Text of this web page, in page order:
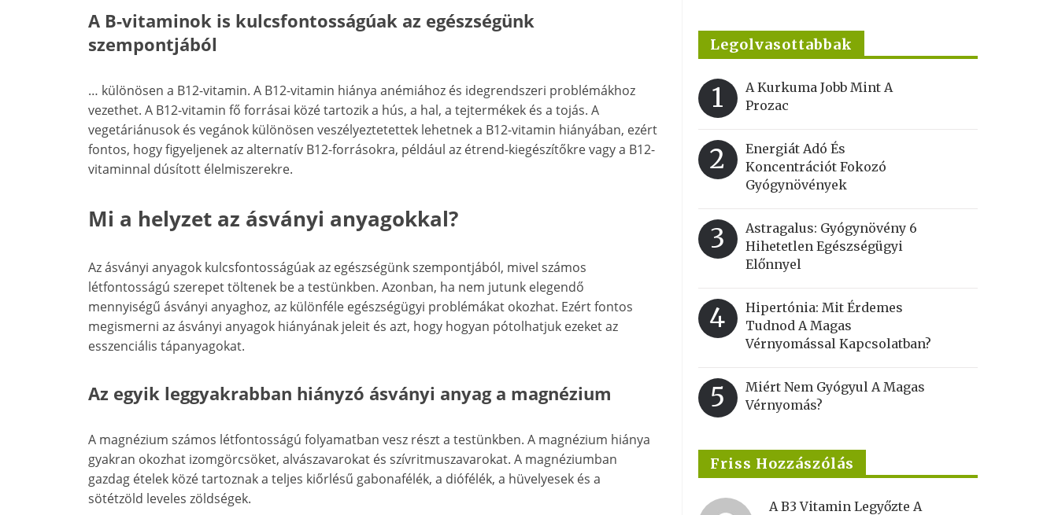
A B-vitaminok is kulcsfontosságúak az egészségünk
szempontjából
… különösen a B12-vitamin. A B12-vitamin hiánya anémiához és idegrendszeri problémákhoz
vezethet. A B12-vitamin fő forrásai közé tartozik a hús, a hal, a tejtermékek és a tojás. A
vegetáriánusok és vegánok különösen veszélyeztetettek lehetnek a B12-vitamin hiányában, ezért
fontos, hogy figyeljenek az alternatív B12-forrásokra, például az étrend-kiegészítőkre vagy a B12-
vitaminnal dúsított élelmiszerekre.
Mi a helyzet az ásványi anyagokkal?
Az ásványi anyagok kulcsfontosságúak az egészségünk szempontjából, mivel számos
létfontosságú szerepet töltenek be a testünkben. Azonban, ha nem jutunk elegendő
mennyiségű ásványi anyaghoz, az különféle egészségügyi problémákat okozhat. Ezért fontos
megismerni az ásványi anyagok hiányának jeleit és azt, hogy hogyan pótolhatjuk ezeket az
esszenciális tápanyagokat.
Az egyik leggyakrabban hiányzó ásványi anyag a magnézium
A magnézium számos létfontosságú folyamatban vesz részt a testünkben. A magnézium hiánya
gyakran okozhat izomgörcsöket, alvászavarokat és szívritmuszavarokat. A magnéziumban
gazdag ételek közé tartoznak a teljes kiőrlésű gabonafélék, a diófélék, a hüvelyesek és a
sötétzöld leveles zöldségek.
Legolvasottabbak
1
A Kurkuma Jobb Mint A
Prozac
2
Energiát Adó És
Koncentrációt Fokozó
Gyógynövények
3
Astragalus: Gyógynövény 6
Hihetetlen Egészségügyi
Előnnyel
4
Hipertónia: Mit Érdemes
Tudnod A Magas
Vérnyomással Kapcsolatban?
5
Miért Nem Gyógyul A Magas
Vérnyomás?
Friss Hozzászólás
A B3 Vitamin Legyőzte A